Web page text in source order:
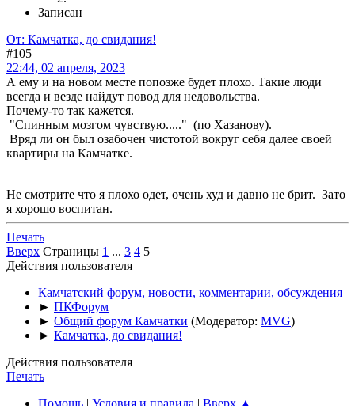
Записан
От: Камчатка, до свидания!
#105
22:44, 02 апреля, 2023
А ему и на новом месте попозже будет плохо. Такие люди
всегда и везде найдут повод для недовольства.
Почему-то так кажется.
"Спинным мозгом чувствую....." (по Хазанову).
Вряд ли он был озабочен чистотой вокруг себя далее своей
квартиры на Камчатке.
Не смотрите что я плохо одет, очень худ и давно не брит. Зато
я хорошо воспитан.
Печать
Вверх Страницы 1 ... 3 4 5
Действия пользователя
Камчатский форум, новости, комментарии, обсуждения
► ПКФорум
► Общий форум Камчатки (Модератор: MVG)
► Камчатка, до свидания!
Действия пользователя
Печать
Помощь | Условия и правила | Вверх ▲